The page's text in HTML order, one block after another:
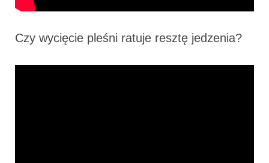
Czy wycięcie pleśni ratuje resztę jedzenia?